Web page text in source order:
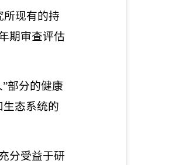
所现有的持
期审查评估
部分的健康
态系统的
分受益于研